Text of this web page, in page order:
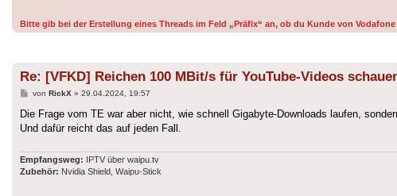
Bitte gib bei der Erstellung eines Threads im Feld „Präfix“ an, ob du Kunde von
Re: [VFKD] Reichen 100 MBit/s für YouTube-Videos
Beitrag
von RickX » 29.04.2024, 19:57
Die Frage vom TE war aber nicht, wie schnell Gigabyte-Downloads laufen,
Und dafür reicht das auf jeden Fall.
Empfangsweg: IPTV über waipu.tv
Zubehör: Nvidia Shield, Waipu-Stick